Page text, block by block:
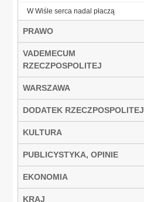
W Wiśle serca nadal płaczą
PRAWO
VADEMECUM
RZECZPOSPOLITEJ
WARSZAWA
DODATEK RZECZPOSPOLITEJ
KULTURA
PUBLICYSTYKA, OPINIE
EKONOMIA
KRAJ